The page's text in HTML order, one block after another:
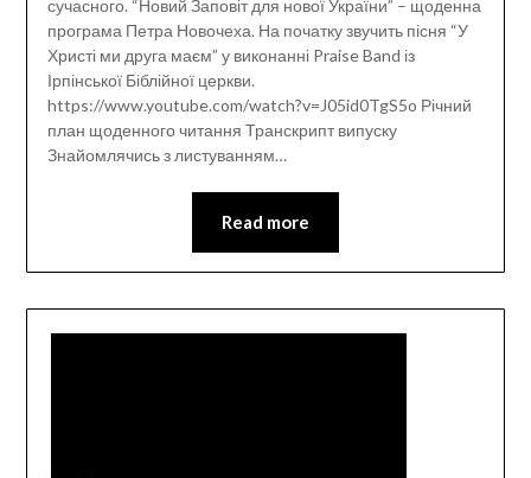
сучасного. “Новий Заповіт для нової України” – щоденна
програма Петра Новочеха. На початку звучить пісня “У
Христі ми друга маєм” у виконанні Praise Band із
Ірпінської Біблійної церкви.
https://www.youtube.com/watch?v=J05id0TgS5o Річний
план щоденного читання Транскрипт випуску
Знайомлячись з листуванням…
Read more